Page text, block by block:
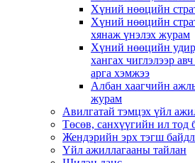
Хүний нөөцийн
Хүний нөөцийн
хянаж үнэлэх журам
Хүний нөөцийн
хангах чиглэлээр
арга хэмжээ
Албан хаагчийн
журам
Авилгатай тэмцэх үйл
Төсөв, санхүүгийн ил тод
Жендэрийн эрх тэгш
Үйл ажиллагааны тайлан